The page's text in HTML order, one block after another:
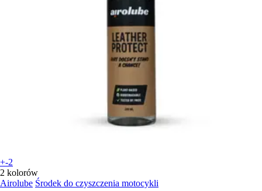
+-2
2 kolorów
Airolube Środek do czyszczenia motocykli